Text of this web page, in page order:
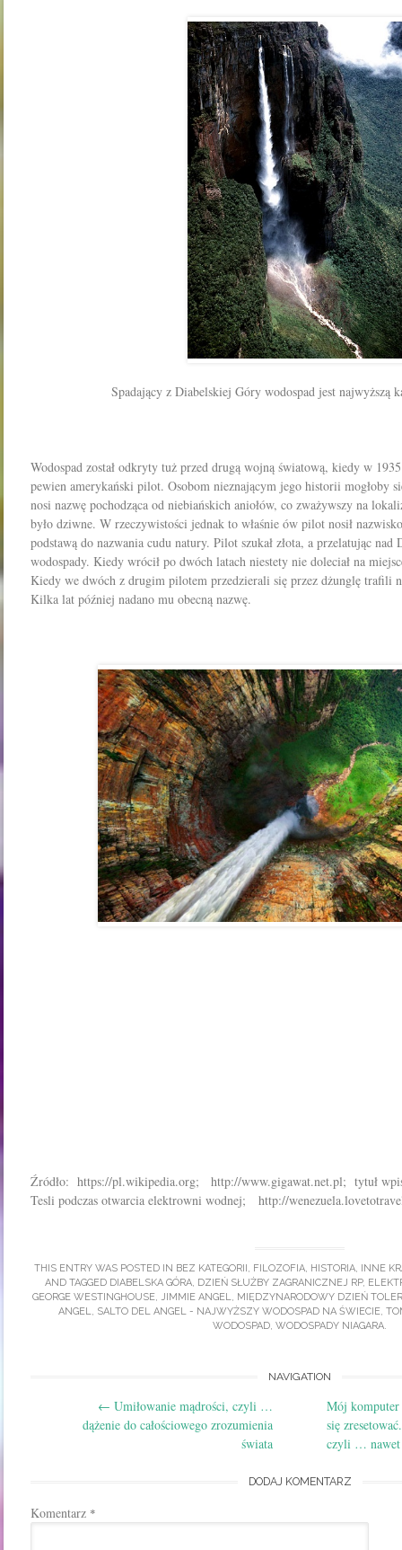
Spadający z Diabelskiej Góry wodospad jest najwyższą
Wodospad został odkryty tuż przed drugą wojną światową, kiedy w
pewien amerykański pilot. Osobom nieznającym jego historii mogłoby
nosi nazwę pochodząca od niebiańskich aniołów, co zważywszy na
było dziwne. W rzeczywistości jednak to właśnie ów pilot nosił
podstawą do nazwania cudu natury. Pilot szukał złota, a przelatując nad
wodospady. Kiedy wrócił po dwóch latach niestety nie doleciał na
Kiedy we dwóch z drugim pilotem przedzierali się przez dżunglę trafili
Kilka lat później nadano mu obecną nazwę.
Źródło: https://pl.wikipedia.org; http://www.gigawat.net.pl; tytuł
Tesli podczas otwarcia elektrowni wodnej; http://
THIS ENTRY WAS POSTED IN BEZ KATEGORII , FILOZOFIA, HISTORIA,
INNE
AND TAGGED DIABELSKA GÓRA, DZIEŃ SŁUŻBY ZAGRANICZNEJ RP,
GEORGE WESTINGHOUSE, JIMMIE ANGEL, MIĘDZYNARODOWY DZIEŃ
ANGEL, SALTO DEL ANGEL - NAJWYŻSZY WODOSPAD NA ŚWIECIE,
WODOSPAD, WODOSPADY NIAGARA.
navigation
NAVIGATION
← Umiłowanie mądrości, czyli …
dążenie do całościowego zrozumienia
świata
Mój komputer
się
czyli … nawet
DODAJ KOMENTARZ
Komentarz *